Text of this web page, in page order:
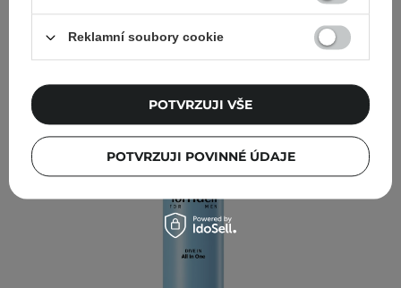
Reklamní soubory cookie
POTVRZUJI POVINNÉ ÚDAJE
POTVRZUJI VŠE